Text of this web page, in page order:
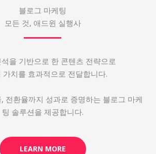
블로그 마케팅
모든 것, 애드윈 실행사
을 기반으로 한 콘텐츠 전략으로
가치를 효과적으로 전달합니다.
전환율까지 성과로 증명하는 블로그 마케
팅 솔루션을 제공합니다.
LEARN MORE